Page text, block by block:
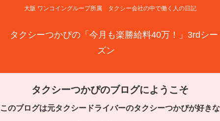
大阪 ワンコイングループ所属 タクシー会社の中で働く人の日記
タクシーつかぴの「今月も楽勝給料40万！」3rdシー
ズン
タクシーつかぴのブログにようこそ
このブログは元タクシードライバーのタクシーつかぴが好きな